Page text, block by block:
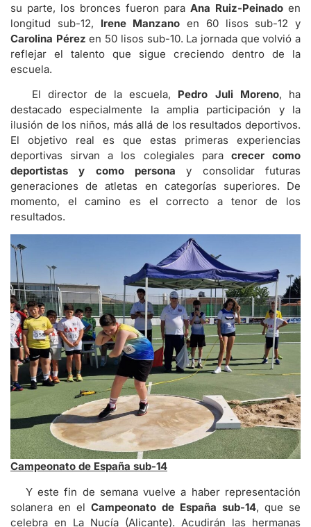
su parte, los bronces fueron para Ana Ruiz-Peinado en
longitud sub-12, Irene Manzano en 60 lisos sub-12 y
Carolina Pérez en 50 lisos sub-10. La jornada que volvió a
reflejar el talento que sigue creciendo dentro de la
escuela.
El director de la escuela, Pedro Juli Moreno, ha
destacado especialmente la amplia participación y la
ilusión de los niños, más allá de los resultados deportivos.
El objetivo real es que estas primeras experiencias
deportivas sirvan a los colegiales para crecer como
deportistas y como persona y consolidar futuras
generaciones de atletas en categorías superiores. De
momento, el camino es el correcto a tenor de los
resultados.
Campeonato de España sub-14
Y este fin de semana vuelve a haber representación
solanera en el Campeonato de España sub-14, que se
celebra en La Nucía (Alicante). Acudirán las hermanas